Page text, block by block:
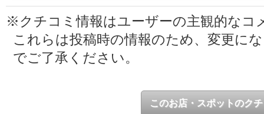
※クチコミ情報はユーザーの主観的なコ
これらは投稿時の情報のため、変更に
でご了承ください。
このお店・スポットのク